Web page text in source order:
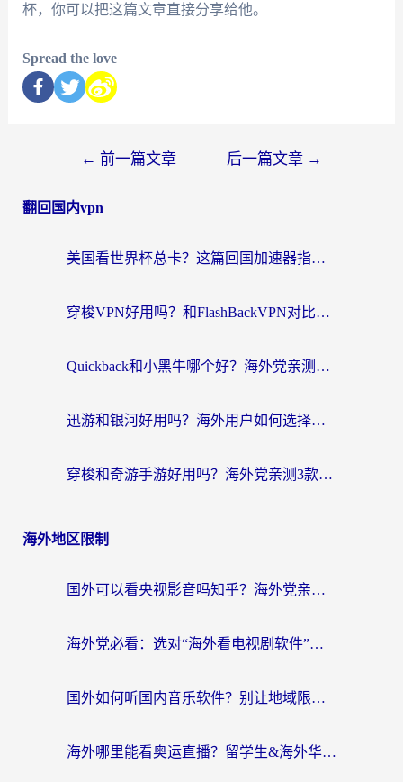
杯，你可以把这篇文章直接分享给他。
Spread the love
← 前一篇文章 后一篇文章 →
翻回国内vpn
美国看世界杯总卡？这篇回国加速器指南帮你无缝刷国内资源（附苹果手机VPN设置步骤）
穿梭VPN好用吗？和FlashBackVPN对比哪个回国效果更好？
Quickback和小黑牛哪个好？海外党亲测指南，选对回国加速器秒回国内
迅游和银河好用吗？海外用户如何选择回国加速器实现无缝访问国内资源
穿梭和奇游手游好用吗？海外党亲测3款回国加速器，附蜜蜂加速器七天试用攻略
海外地区限制
国外可以看央视影音吗知乎？海外党亲测有效的回国加速方案
海外党必看：选对“海外看电视剧软件”，再也不用愁国内剧刷不了
国外如何听国内音乐软件？别让地域限制，断了你的中文歌单
海外哪里能看奥运直播？留学生&海外华人必看的体育赛事观赛终极指南